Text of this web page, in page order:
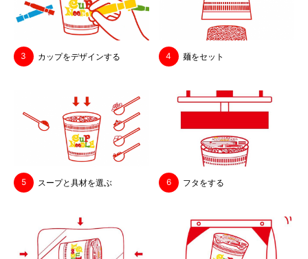
3 カップをデザインする 4 麺をセット
5 スープと具材を選ぶ 6 フタをする